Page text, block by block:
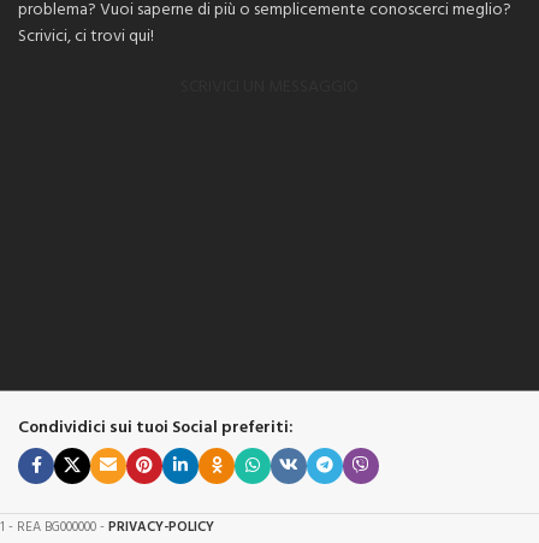
problema? Vuoi saperne di più o semplicemente conoscerci meglio?
Scrivici, ci trovi qui!
Condividici sui tuoi Social preferiti:
REA BG000000 -PRIVACY-POLICY